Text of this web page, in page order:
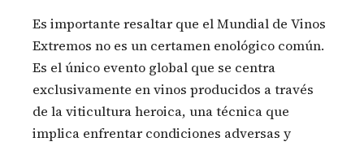
Es importante resaltar que el Mundial de Vinos
Extremos no es un certamen enológico común.
Es el único evento global que se centra
exclusivamente en vinos producidos a través
de la viticultura heroica, una técnica que
implica enfrentar condiciones adversas y